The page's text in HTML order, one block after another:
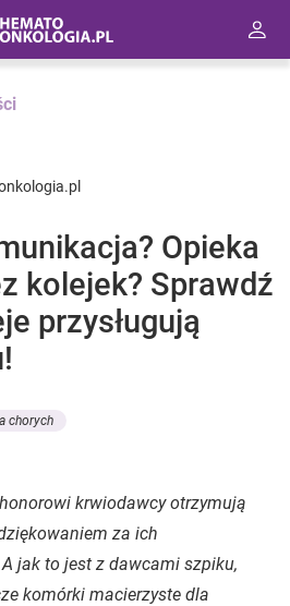
Opieka
kolejek? Sprawdź
przysługują
chorych
krwiodawcy otrzymują
za ich
jak to jest z dawcami szpiku,
komórki macierzyste dla